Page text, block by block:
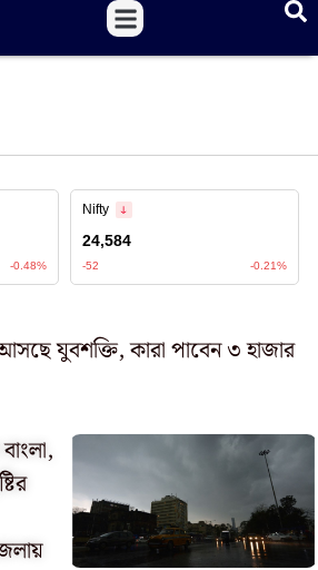
যুবশক্তি, কারা পাবেন ৩ হাজার